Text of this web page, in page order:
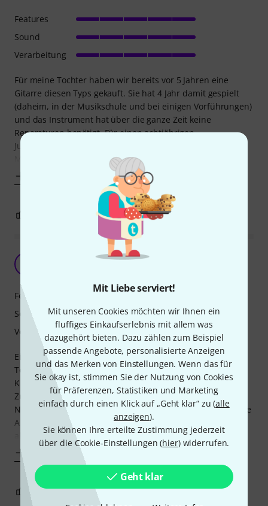
Mit Liebe serviert!
Mit unseren Cookies möchten wir Ihnen ein
fluffiges Einkaufserlebnis mit allem was
dazugehört bieten. Dazu zählen zum Beispiel
passende Angebote, personalisierte Anzeigen
und das Merken von Einstellungen. Wenn das für
Sie okay ist, stimmen Sie der Nutzung von Cookies
für Präferenzen, Statistiken und Marketing
einfach durch einen Klick auf „Geht klar“ zu (alle
anzeigen).
Sie können Ihre erteilte Zustimmung jederzeit
über die Cookie-Einstellungen (hier) widerrufen.
Geht klar
Für meine Tochter haben wir bereits vor 5 Jahren eine
Gitarre diesen Typs gekauft. Sie hat 4 Jahr damit gespielt
(daheim, in der Musikschule und bei einigen Vorführungen)
und das Instrument hat über die ganze Zeit keine
Reparaturen benötigt. Für einen achtjährigen
Junggitarristen haben wir uns deshalb wieder für dieses
Modell entschieden. Die Gitarre ist trotz der
Features
Sound
Verarbeitung
BEWERTUNG MELDEN
Nicht nur für Kinder
Eigentlich habe ich die Gitarre für meine neunjährige
Tochter gekauft damit sie Rocksmith spielen kann. Für ihre
Kinderhände ist die Größe ideal.
Zuvor hatte ich nie Gitarren mit kurzer Mensur gespielt.
Nach dem Anspielen war ich zuerst sehr enttäuscht, da alle
Akkorde trotz richtiger Stimmung "schief" klangen. Das lag
aber an der werksseitigen Einstellung
Mehr anzeigen
Features
Sound
Verarbeitung
2 BEWERTUNG MELDEN